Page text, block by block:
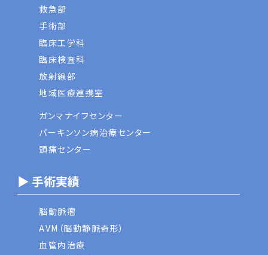
救急部
手術部
臨床工学科
臨床検査科
放射線部
地域医療連携室
ガンマナイフセンター
パーキンソン病治療センター
頭痛センター
▶ 手術実績
脳動脈瘤
AVM（脳動静脈奇形）
血管内治療